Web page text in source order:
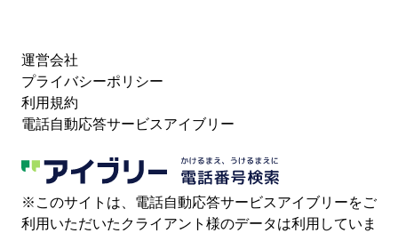
運営会社
プライバシーポリシー
利用規約
電話自動応答サービスアイブリー
※このサイトは、電話自動応答サービスアイブリーをご
利用いただいたクライアント様のデータは利用していま